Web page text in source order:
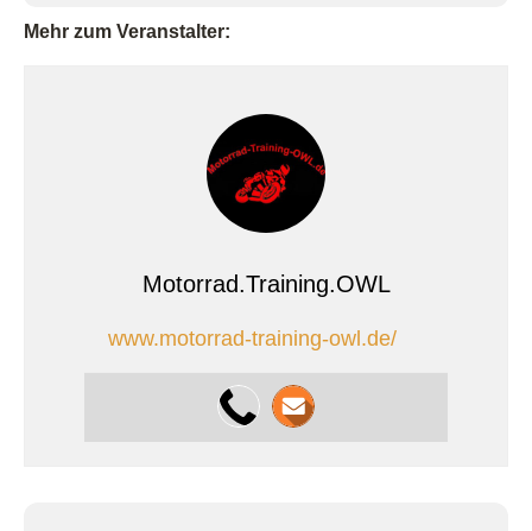
Mehr zum Veranstalter:
Motorrad.Training.OWL
www.motorrad-training-owl.de/